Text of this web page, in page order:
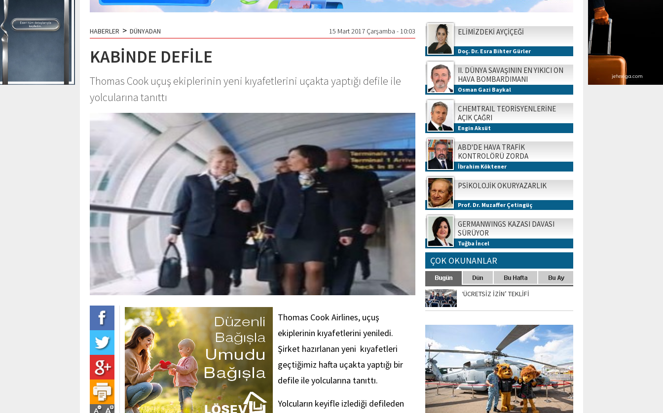
HABERLER > DÜNYADAN 15 Mart 2017 Çarşamba - 10:03
KABİNDE DEFİLE
Thomas Cook uçuş ekiplerinin yeni kıyafetlerini uçakta yaptığı defile ile
yolcularına tanıttı
Thomas Cook Airlines, uçuş
ekiplerinin kıyafetlerini yeniledi.
Şirket hazırlanan yeni kıyafetleri
geçtiğimiz hafta uçakta yaptığı bir
defile ile yolcularına tanıttı.
Yolcuların keyifle izlediği defileden
ELİMİZDEKİ AYÇİÇEĞİ
Doç. Dr. Esra Bihter Gürler
II. DÜNYA SAVAŞININ EN YIKICI ON
HAVA BOMBARDIMANI
Osman Gazi Baykal
CHEMTRAIL TEORİSYENLERİNE
AÇIK ÇAĞRI
Engin Aksüt
ABD'DE HAVA TRAFİK
KONTROLÖRÜ ZORDA
İbrahim Köktener
PSİKOLOJİK OKURYAZARLIK
Prof. Dr. Muzaffer Çetingüç
GERMANWINGS KAZASI DAVASI
SÜRÜYOR
Tuğba İncel
ÇOK OKUNANLAR
‘ÜCRETSİZ İZİN’ TEKLİFİ
SİNGAPUR AIRSHOW-2020